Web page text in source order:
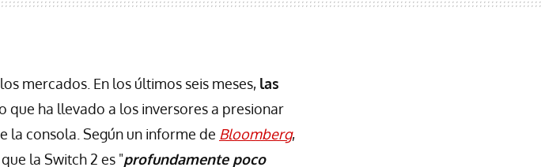
mercados. En los últimos seis meses, las
que ha llevado a los inversores a presionar
la consola. Según un informe de Bloomberg,
la Switch 2 es "profundamente poco